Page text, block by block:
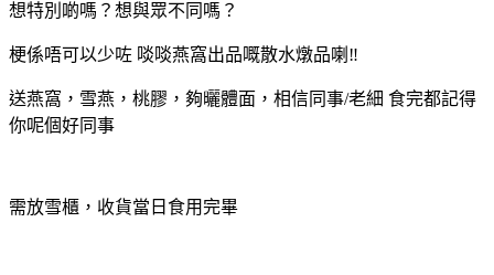
想特別啲嗎？想與眾不同嗎？
梗係唔可以少咗 啖啖燕窩出品嘅散水燉品喇‼️
送燕窩，雪燕，桃膠，夠曬體面，相信同事/老細 食完都記得
你呢個好同事
需放雪櫃，收貨當日食用完畢